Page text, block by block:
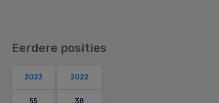
Eerdere posities
2023
55
2022
38